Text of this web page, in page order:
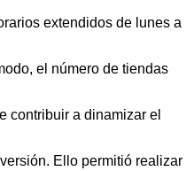
extendidos de lunes a
el número de tiendas
contribuir a dinamizar el
Ello permitió realizar